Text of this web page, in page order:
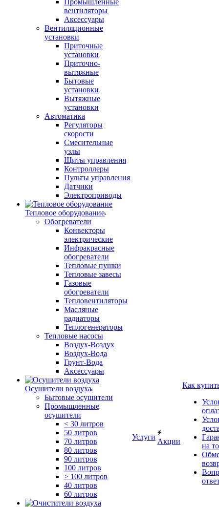
Промышленные
вентиляторы
Аксессуары
Вентиляционные
установки
Приточные
установки
Приточно-
вытяжные
Бытовые
установки
Вытяжные
установки
Автоматика
Регуляторы
скорости
Смесительные
узлы
Щиты управления
Контроллеры
Пульты управления
Датчики
Электроприводы
Тепловое оборудование
Обогреватели
Конвекторы
электрические
Инфракрасные
обогреватели
Тепловые пушки
Тепловые завесы
Газовые
обогреватели
Тепловентиляторы
Масляные
радиаторы
Теплогенераторы
Тепловые насосы
Воздух-Воздух
Воздух-Вода
Грунт-Вода
Аксессуары
Осушители воздуха
Бытовые осушители
Промышленные
осушители
< 30 литров
50 литров
70 литров
80 литров
90 литров
100 литров
> 100 литров
40 литров
60 литров
Услуги
Акции
Как
на